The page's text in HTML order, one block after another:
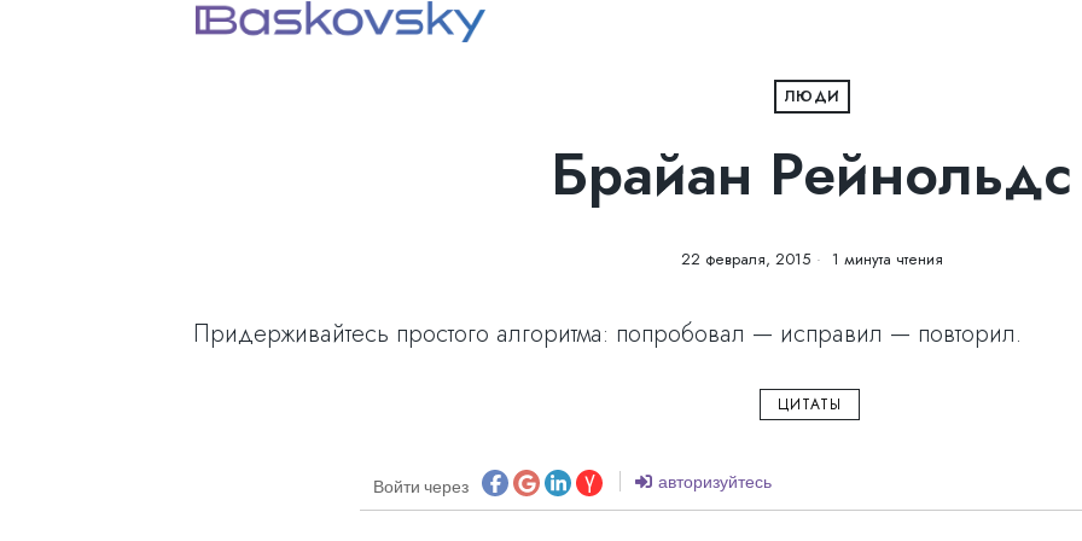
ЛЮДИ
Брайан Рейнольдс
22 февраля, 2015 1 минута чтения
Придерживайтесь простого алгоритма: попробовал — исправил — повторил.
ЦИТАТЫ
Войти через авторизуйтесь